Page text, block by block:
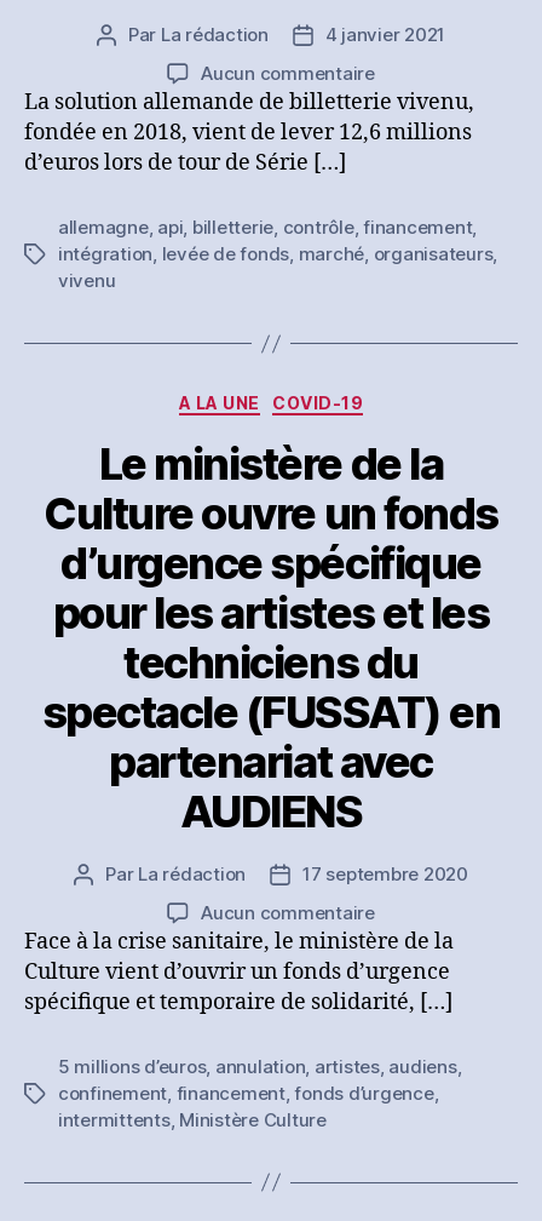
Auteur
l’article
Par La rédaction
Date
l’article
4 janvier 2021
Aucun commentairesur
[Communiqué]
La
lève
12,6
La solution allemande de billetterie vivenu,
fondée en 2018, vient de lever 12,6 millions
d’euros lors de tour de Série […]
Étiquettes
allemagne, api, billetterie, contrôle,financement,
intégration, levée de fonds, marché, organisateurs,
vivenu
Catégories
A LA UNE COVID-19
Le ministère de la
Culture ouvre un fonds
d’urgence spécifique
pour les artistes et les
techniciens du
spectacle (FUSSAT) en
partenariat avec
AUDIENS
Auteur
l’article
Par La rédaction
Date
l’article
17 septembre 2020
Aucun commentairesur
Le
ministère
de
ouvre
un
spécifique
Face à la crise sanitaire, le ministère de la
Culture vient d’ouvrir un fonds d’urgence
spécifique et temporaire de solidarité, […]
Étiquettes
5 millions d’euros, annulation artistes, audiens,
confinement financement,fonds d’urgence,
intermittents, Ministère Culture